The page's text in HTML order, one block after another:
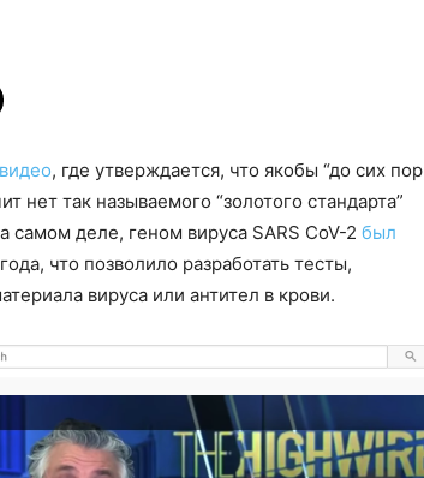
, где утверждается, что якобы “до сих пор
нет так называемого “золотого стандарта”
самом деле, геном вируса SARS CoV-2 был
что позволило разработать тесты,
вируса или антител в крови.